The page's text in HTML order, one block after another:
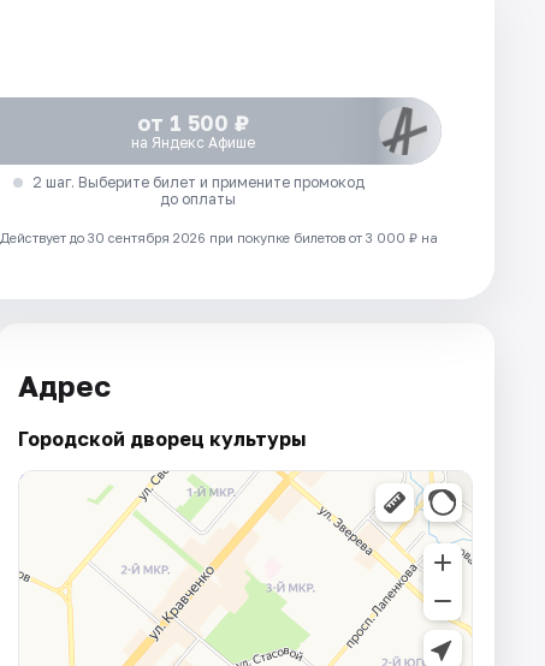
от 1 500 ₽
на Яндекс Афише
2 шаг. Выберите билет и примените промокод
до оплаты
Действует до 30 сентября 2026 при покупке билетов от 3 000 ₽ на
Адрес
Городской дворец культуры